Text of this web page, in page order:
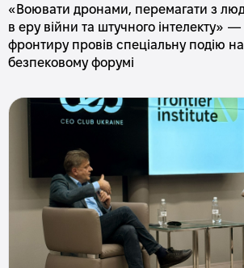
«Воювати дронами, перемагати з
в еру війни та штучного інтелекту» —
фронтиру провів спеціальну подію
безпековому форумі